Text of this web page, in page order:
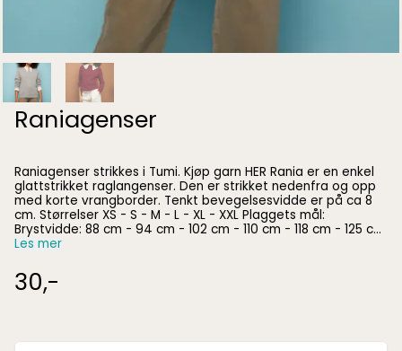
Raniagenser
Raniagenser strikkes i Tumi. Kjøp garn HER Rania er en enkel
glattstrikket raglangenser. Den er strikket nedenfra og opp
med korte vrangborder. Tenkt bevegelsesvidde er på ca 8
cm. Størrelser XS - S - M - L - XL - XXL Plaggets mål:
Brystvidde: 88 cm - 94 cm - 102 cm - 110 cm - 118 cm - 125 cm
Hel lengde: 59 cm - 61 cm - 63 cm - 65 cm - 67 cm - 69 cm
47 cm Garnforbruk: 8 - 9 - 10 - 10 - 11 - 12 nøster OBS:
Oppskriften selges kun i papirformat ved kjøp av minium 4
Les mer
30,-